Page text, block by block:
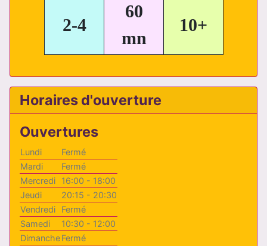
2-4
60
mn
10+
Horaires d'ouverture
Ouvertures
Lundi
Fermé
Mardi
Fermé
Mercredi
16:00 - 18:00
Jeudi
20:15 - 20:30
Vendredi
Fermé
Samedi
10:30 - 12:00
DimancheFermé